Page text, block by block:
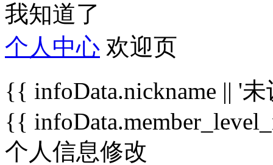
我知道了
个人中心 欢迎页
{{ infoData.nickname || '
{{
个人信息修改